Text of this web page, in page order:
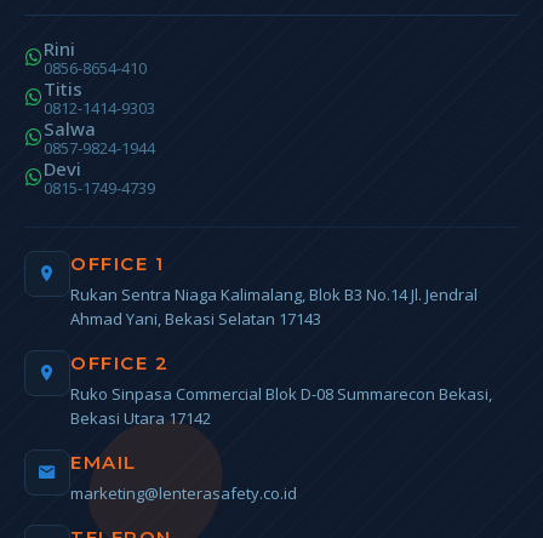
Rini
0856-8654-410
Titis
0812-1414-9303
Salwa
0857-9824-1944
Devi
0815-1749-4739
OFFICE 1
Rukan Sentra Niaga Kalimalang, Blok B3 No.14 Jl. Jendral
Ahmad Yani, Bekasi Selatan 17143
OFFICE 2
Ruko Sinpasa Commercial Blok D-08 Summarecon Bekasi,
Bekasi Utara 17142
EMAIL
marketing@lenterasafety.co.id